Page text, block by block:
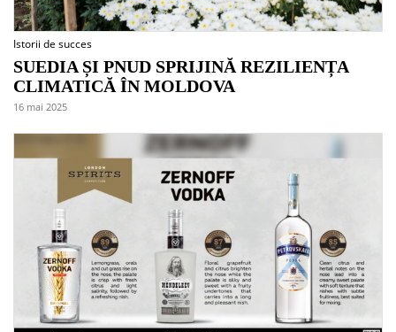
Istorii de succes
SUEDIA ȘI PNUD SPRIJINĂ REZILIENȚA
CLIMATICĂ ÎN MOLDOVA
16 mai 2025